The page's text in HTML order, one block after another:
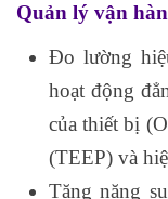
Quản lý vận
Đo lường
hoạt động
của thiết bị
(TEEP) và
Tăng năng